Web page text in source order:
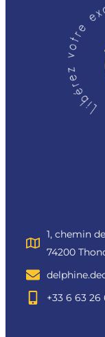
1, chemin
74200
+33 6 63 26